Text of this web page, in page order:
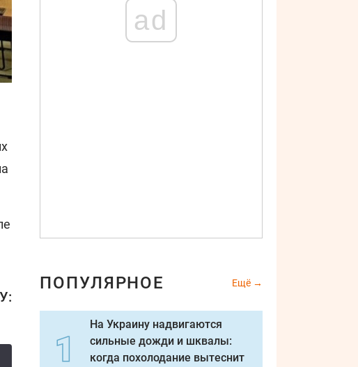
ad
ПОПУЛЯРНОЕ Ещё
На Украину надвигаются
сильные дожди и шквалы:
когда похолодание вытеснит